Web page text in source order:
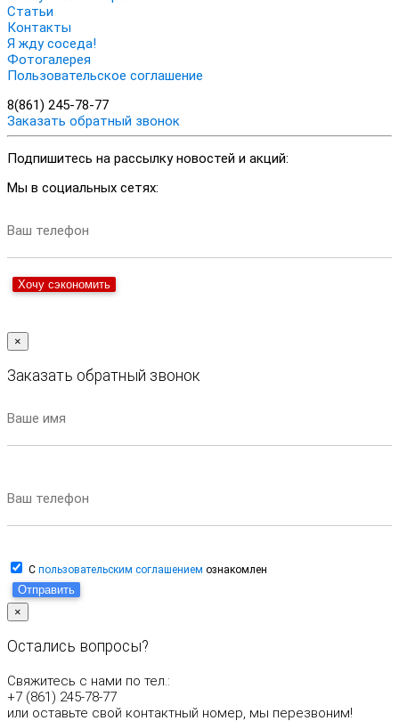
Статьи
Контакты
Я жду соседа!
Фотогалерея
Пользовательское соглашение
8(861) 245-78-77
Заказать обратный звонок
Подпишитесь на рассылку новостей и акций:
Мы в социальных сетях:
Ваш телефон
Хочу сэкономить
×
Заказать обратный звонок
Ваше имя
Ваш телефон
С пользовательским соглашением ознакомлен
Отправить
×
Остались вопросы?
Свяжитесь с нами по тел.:
+7 (861) 245-78-77
или оставьте свой контактный номер, мы перезвоним!